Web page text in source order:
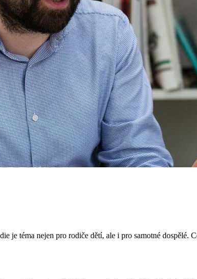
je téma nejen pro rodiče dětí, ale i pro samotné